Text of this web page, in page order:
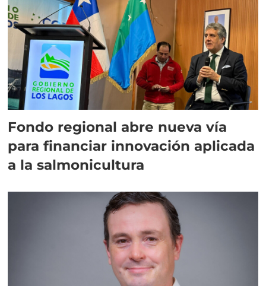
Fondo regional abre nueva vía
para financiar innovación aplicada
a la salmonicultura